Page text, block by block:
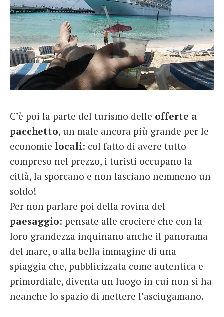
C’è poi la parte del turismo delle offerte a
pacchetto, un male ancora più grande per le
economie locali: col fatto di avere tutto
compreso nel prezzo, i turisti occupano la
città, la sporcano e non lasciano nemmeno un
soldo!
Per non parlare poi della rovina del
paesaggio: pensate alle crociere che con la
loro grandezza inquinano anche il panorama
del mare, o alla bella immagine di una
spiaggia che, pubblicizzata come autentica e
primordiale, diventa un luogo in cui non si ha
neanche lo spazio di mettere l’asciugamano.